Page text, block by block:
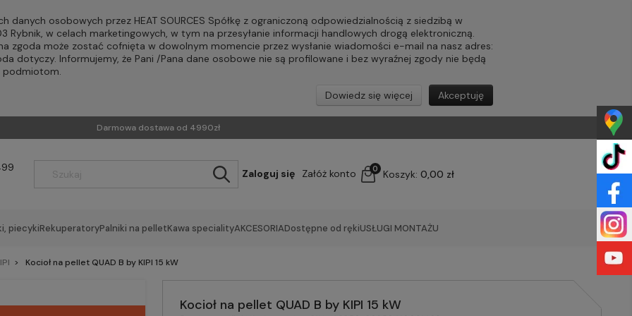
danych osobowych przez HEAT SOURCES Spółkę z ograniczoną odpowiedzialnością z siedzibą w
Rybnik, w celach marketingowych, w tym na przesyłanie informacji handlowych drogą elektroniczną.
zgoda może zostać cofnięta w dowolnym momencie przez wysłanie wiadomości e-mail na nasz adres:
dotyczy. Informujemy, że Pani /Pana dane osobowe nie są profilowane i bez wyraźnej zgody nie będą
podmiotom.
Akceptuję
Dowiedz się więcej
Darmowa dostawa od 4990zł
Zaloguj się Załóż konto Koszyk: 0,00 zł
0
piecykiRekuperatoryPalniki na pelletKawa specialityAKCESORIADostępne od rękiUSŁUGI MONTAŻU
Kocioł na pellet QUAD B by KIPI 15 kW
Kocioł na pellet QUAD B by KIPI 15 kW